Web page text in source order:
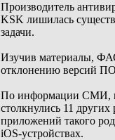
Производитель
KSK лишилась
задачи.
Изучив материалы,
отклонению версий
По информации СМИ,
столкнулись 11
приложений такого
iOS-устройствах.